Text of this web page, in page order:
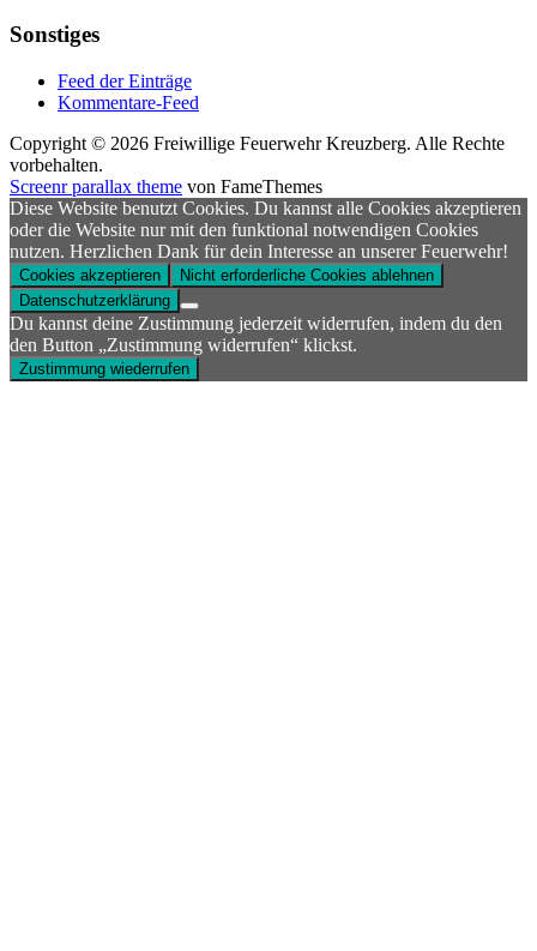
Sonstiges
Feed der Einträge
Kommentare-Feed
Copyright © 2026 Freiwillige Feuerwehr Kreuzberg. Alle Rechte
vorbehalten.
Screenr parallax theme von FameThemes
Diese Website benutzt Cookies. Du kannst alle Cookies akzeptieren
oder die Website nur mit den funktional notwendigen Cookies
nutzen. Herzlichen Dank für dein Interesse an unserer Feuerwehr!
Cookies akzeptieren
Nicht erforderliche Cookies ablehnen
Datenschutzerklärung
Du kannst deine Zustimmung jederzeit widerrufen, indem du den
den Button „Zustimmung widerrufen“ klickst.
Zustimmung wiederrufen